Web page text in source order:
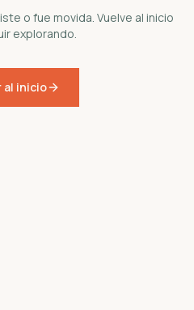
o fue movida. Vuelve al inicio
explorando.
al inicio